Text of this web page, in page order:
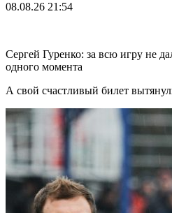
08.08.26 21:54
Сергей Гуренко: за всю игру не
одного момента
А свой счастливый билет